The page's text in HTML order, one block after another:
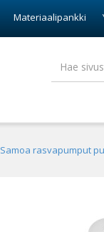
Materiaalipankki
Samoa rasvapumput